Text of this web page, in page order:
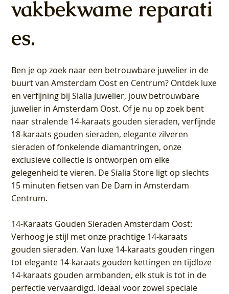
vakbekwame reparati
es.
Ben je op zoek naar een betrouwbare juwelier in de
buurt van Amsterdam Oost en Centrum? Ontdek luxe
en verfijning bij Sialia Juwelier, jouw betrouwbare
juwelier in Amsterdam Oost. Of je nu op zoek bent
naar stralende 14-karaats gouden sieraden, verfijnde
18-karaats gouden sieraden, elegante zilveren
sieraden of fonkelende diamantringen, onze
exclusieve collectie is ontworpen om elke
gelegenheid te vieren. De Sialia Store ligt op slechts
15 minuten fietsen van De Dam in Amsterdam
Centrum.
14-Karaats Gouden Sieraden Amsterdam Oost:
Verhoog je stijl met onze prachtige 14-karaats
gouden sieraden. Van luxe 14-karaats gouden ringen
tot elegante 14-karaats gouden kettingen en tijdloze
14-karaats gouden armbanden, elk stuk is tot in de
perfectie vervaardigd. Ideaal voor zowel speciale